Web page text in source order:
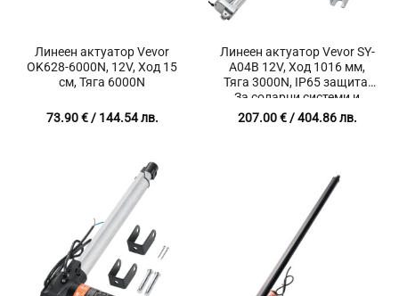
Линеен актуатор Vevor
OK628-6000N, 12V, Ход 15
см, Тяга 6000N
73.90€/ 144.54 лв.
Линеен актуатор Vevor SY-
A04B 12V, Ход 1016 мм,
Тяга 3000N, IP65 защита,
За соларни системи и
тракери
207.00€/ 404.86 лв.